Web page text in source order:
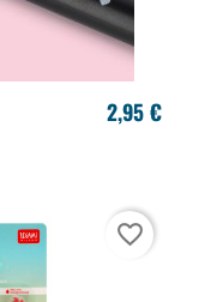
2,95 €
favorite_border